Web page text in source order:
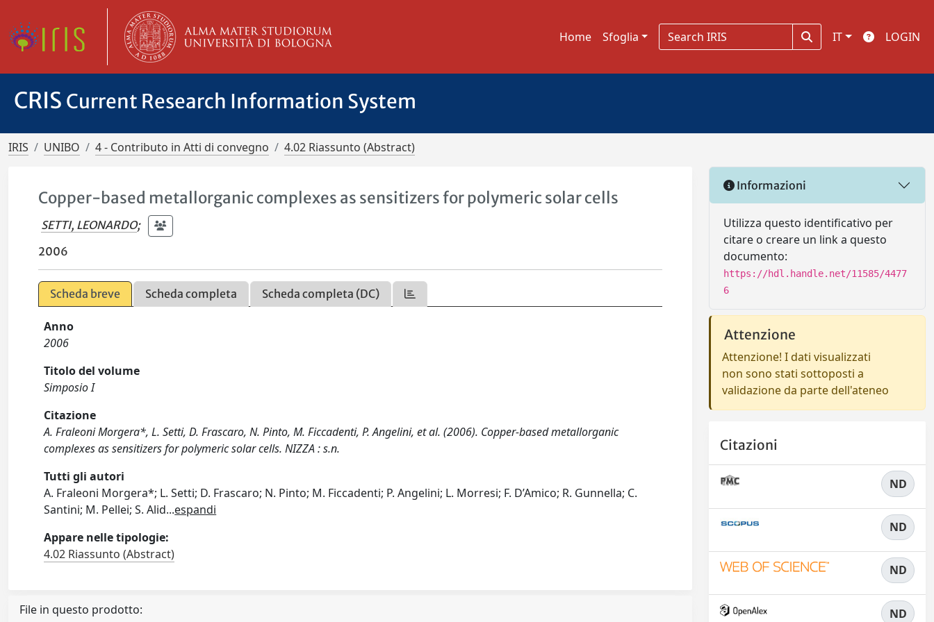
Home Sfoglia IT LOGIN
CRIS Current Research Information System
IRIS UNIBO 4 - Contributo in Atti di convegno 4.02 Riassunto (Abstract)
Copper-based metallorganic complexes as sensitizers for polymeric solar cells
SETTI, LEONARDO;
2006
Scheda breve Scheda completa Scheda completa (DC)
Anno
2006
Titolo del volume
Simposio I
Citazione
A. Fraleoni Morgera*, L. Setti, D. Frascaro, N. Pinto, M. Ficcadenti, P. Angelini, et al. (2006). Copper-based metallorganic
complexes as sensitizers for polymeric solar cells. NIZZA : s.n.
Tutti gli autori
A. Fraleoni Morgera*; L. Setti; D. Frascaro; N. Pinto; M. Ficcadenti; P. Angelini; L. Morresi; F. D’Amico; R. Gunnella; C.
Santini; M. Pellei; S. Alid...espandi
Appare nelle tipologie:
4.02 Riassunto (Abstract)
File in questo prodotto:
Informazioni
Utilizza questo identificativo per
citare o creare un link a questo
documento:
https://hdl.handle.net/11585/4477
6
Attenzione
Attenzione! I dati visualizzati
non sono stati sottoposti a
validazione da parte dell'ateneo
Citazioni
ND
ND
ND
ND